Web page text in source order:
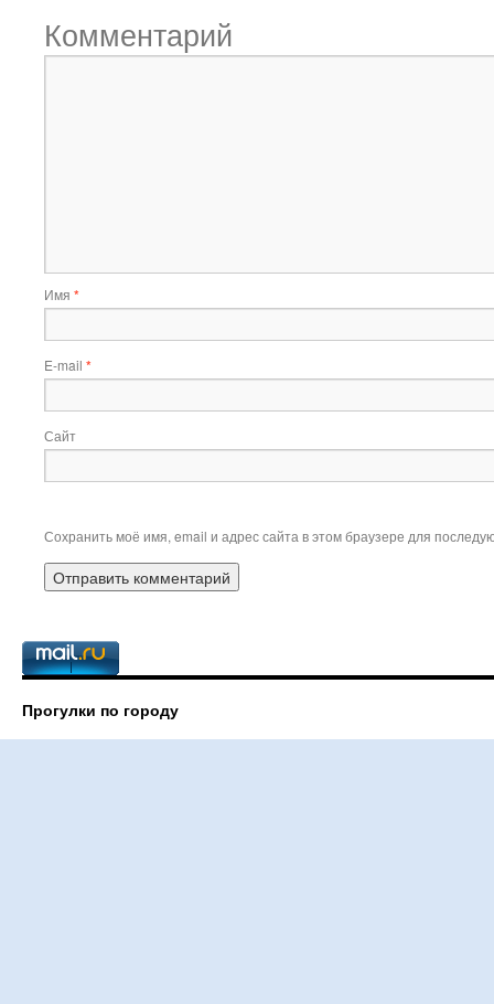
Комментарий
Имя *
E-mail *
Сайт
Сохранить моё имя, email и адрес сайта в этом браузере для
Прогулки по городу